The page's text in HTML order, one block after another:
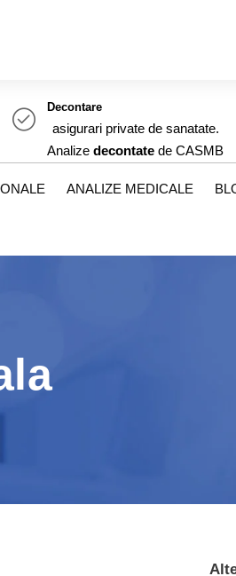
Decontare
asigurari private de sanatate.
Analize decontate de CASMB
ANALIZE MEDICALE